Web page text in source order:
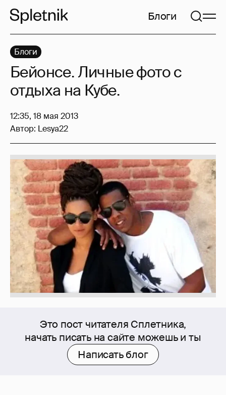
Блоги
Это пост читателя Сплетника,
начать писать на сайте можешь и ты
Написать блог
Блоги
Бейонсе. Личные фото с
отдыха на Кубе.
12:35, 18 мая 2013
Автор: Lesya22